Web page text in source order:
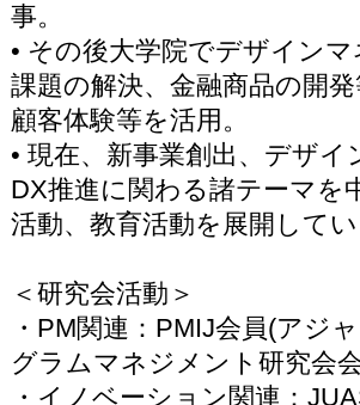
事。
• その後大学院でデザイン
課題の解決、金融商品の開
顧客体験等を活用。
• 現在、新事業創出、デザ
DX推進に関わる諸テーマを
活動、教育活動を展開して
＜研究会活動＞
・PM関連：PMIJ会員(アジ
グラムマネジメント研究会
・イノベーション関連：